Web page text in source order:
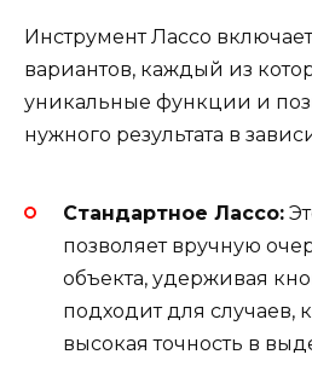
Инструмент Лассо
вариантов, каждый из
уникальные функции и
нужного результата в
Стандартное Лассо:
позволяет вручную
объекта, удерживая
подходит для случаев,
высокая точность в